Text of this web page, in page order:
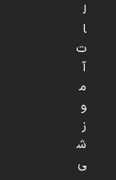
ل
ا
ت
آ
م
و
ز
ش
ی